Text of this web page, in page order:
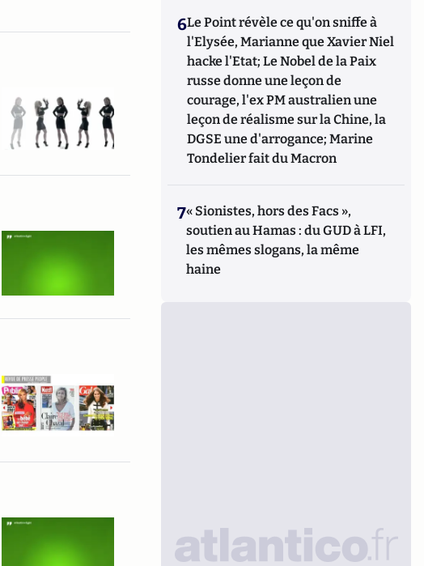
6Le Point révèle ce qu'on sniffe à
l'Elysée, Marianne que Xavier Niel
hacke l'Etat; Le Nobel de la Paix
russe donne une leçon de
courage, l'ex PM australien une
leçon de réalisme sur la Chine, la
DGSE une d'arrogance; Marine
Tondelier fait du Macron
7« Sionistes, hors des Facs »,
soutien au Hamas : du GUD à LFI,
les mêmes slogans, la même
haine